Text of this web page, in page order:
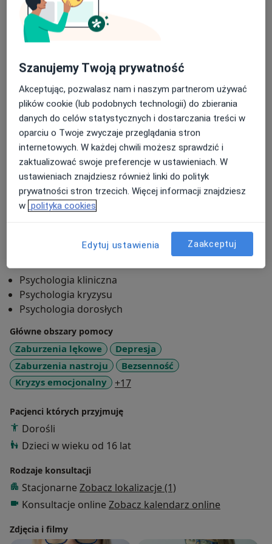
pokonać kilka stopni; blok nie jest przystosowany dla
potrzeb osoby niepełnosprawnej ruchowo. Domofon -
D2M3
Dodatkowe informacje
Terapia trwa 50 minut. Proszę o przybycie do gabinetu
nie wcześniej niż 5 minut przed wyznaczoną godziną.
“Życie nie toczy się tak, jak powinno, ale jest takie jak
jest. Sposób w jaki sobie z tym radzisz, stanowi całą
różnicę” Virginia Satir
więcejO mnie
Psychoterapia
Psychologia kliniczna
Psychologia kryzysu
Psychologia dorosłych
Główne obszary pomocy
Zaburzenia lękowe
Depresja
Zaburzenia nastroju
Bezsenność
Kryzys emocjonalny
+17a11y_sr_more_diseases
Pacjenci których przyjmuję
Dorośli
Dzieci w wieku od 16 lat
Rodzaje konsultacji
Stacjonarne Zobacz lokalizacje (1)
Konsultacje online Zobacz kalendarz online
Zdjęcia i filmy
Szanujemy Twoją prywatność
Akceptując, pozwalasz nam i naszym partnerom używać
plików cookie (lub podobnych technologii) do zbierania
danych do celów statystycznych i dostarczania treści w
oparciu o Twoje zwyczaje przeglądania stron
internetowych. W każdej chwili możesz sprawdzić i
zaktualizować swoje preferencje w ustawieniach. W
ustawieniach znajdziesz również linki do polityk
prywatności stron trzecich. Więcej informacji znajdziesz
w polityka cookies
Edytuj ustawienia Zaakceptuj